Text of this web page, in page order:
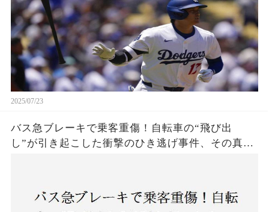
2025/07/23
バス急ブレーキで乗客重傷！自転車の“飛び出
し”が引き起こした衝撃のひき逃げ事件、その真相